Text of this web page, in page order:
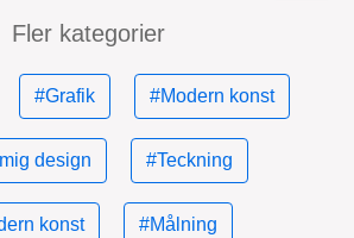
Fler kategorier
#Grafik #Modern konst
design #Teckning
konst #Målning